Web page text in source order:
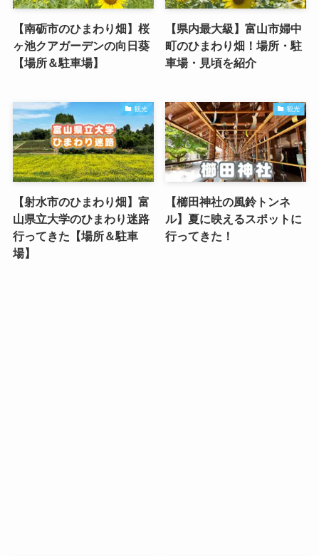
【南砺市のひまわり畑】桜
ヶ池クアガーデンの向日葵
【場所＆駐車場】
【県内最大級】富山市婦中
町のひまわり畑！場所・駐
車場・見頃を紹介
観光
【射水市のひまわり畑】富
山県立大学のひまわり迷路
行ってきた【場所＆駐車
場】
観光
【櫛田神社の風鈴トンネ
ル】夏に映えるスポットに
行ってきた！